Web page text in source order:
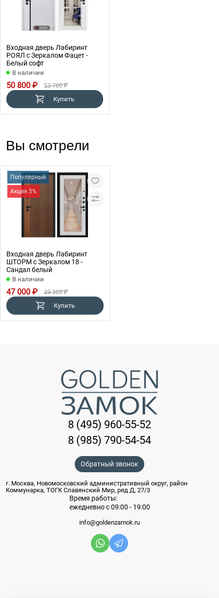
Входная дверь Лабиринт
РОЯЛ с Зеркалом Фацет -
Белый софт
В наличии
50 800 ₽ 53 700 ₽
Купить
Вы смотрели
Популярный
Акция 5%
Входная дверь Лабиринт
ШТОРМ с Зеркалом 18 -
Сандал белый
В наличии
47 000 ₽ 49 500 ₽
Купить
8 (495) 960-55-52
8 (985) 790-54-54
Обратный звонок
г. Москва, Новомосковский административный округ, район
Коммунарка, ТОГК Славянский Мир, ряд Д, 27/3
Время работы:
ежедневно с 09:00 - 19:00
info@goldenzamok.ru